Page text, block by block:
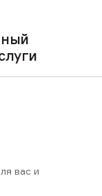
вас и